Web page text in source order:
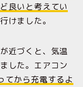
良いと考えてい
けました。
近づくと、気温
した。エアコン
てから充電するよ